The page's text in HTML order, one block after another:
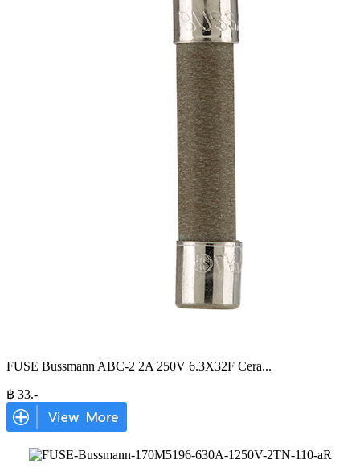
FUSE Bussmann ABC-2 2A 250V 6.3X32F Cera...
฿ 33.-